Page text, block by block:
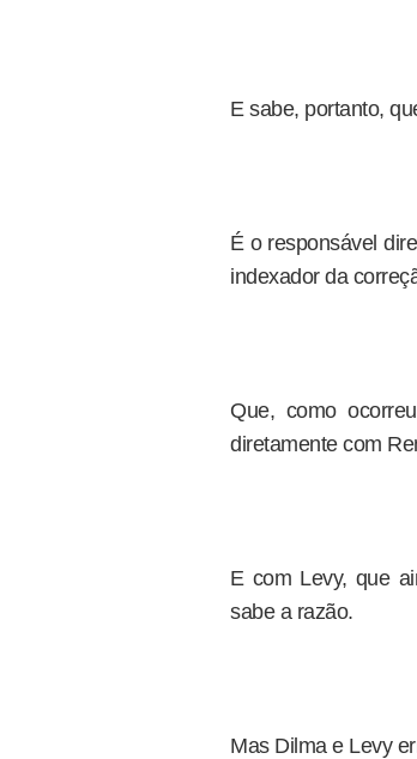
E sabe, portanto,
É o responsável
indexador da
Que, como
diretamente com
E com Levy, que
sabe a razão.
Mas Dilma e Levy